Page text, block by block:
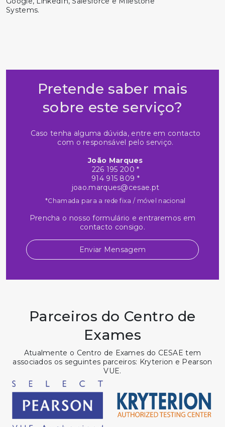
Systems.
Pretende saber mais
sobre este serviço?
Caso tenha alguma dúvida, entre em contacto
com o responsável pelo serviço.
João Marques
226 195 200 *
914 915 809 *
joao.marques@cesae.pt
*Chamada para a rede fixa / móvel nacional
Prencha o nosso formulário e entraremos em
contacto consigo.
Enviar Mensagem
Parceiros do Centro de
Exames
Atualmente o Centro de Exames do CESAE tem
associados os seguintes parceiros: Kryterion e Pearson
VUE.